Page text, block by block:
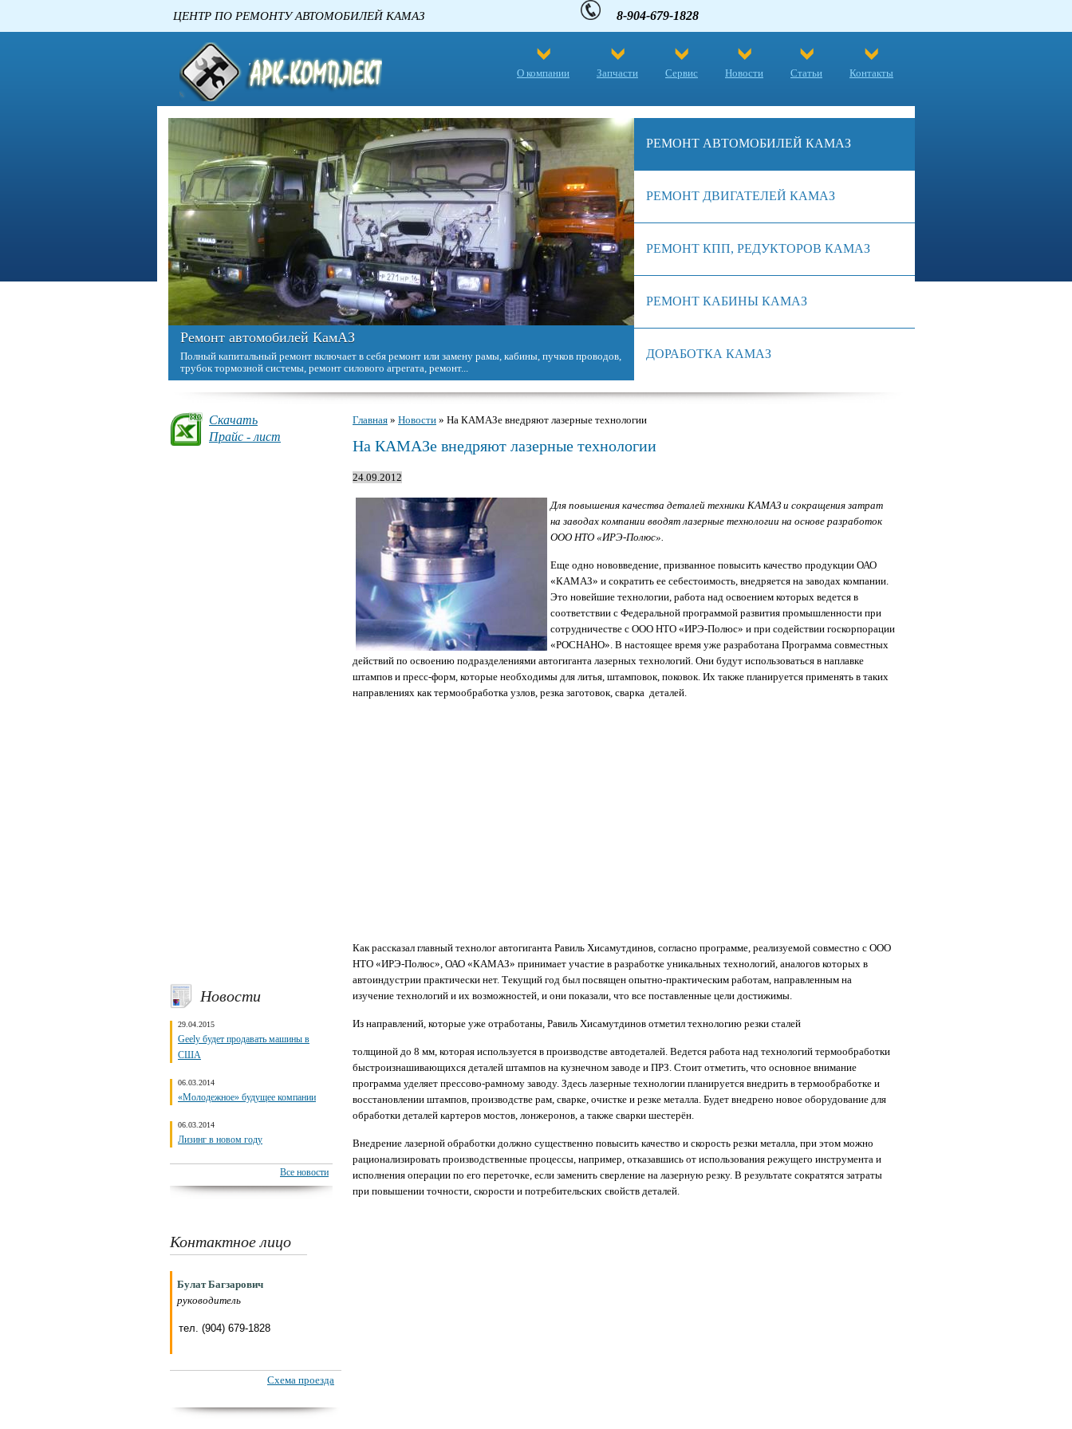
ЦЕНТР ПО РЕМОНТУ АВТОМОБИЛЕЙ КАМАЗ 8-904-679-1828
О компании Запчасти Сервис Новости Статьи Контакты
Ремонт автомобилей КамАЗ
Полный капитальный ремонт включает в себя ремонт или замену рамы, кабины, пучков проводов,
трубок тормозной системы, ремонт силового агрегата, ремонт...
РЕМОНТ АВТОМОБИЛЕЙ КАМАЗ
РЕМОНТ ДВИГАТЕЛЕЙ КАМАЗ
РЕМОНТ КПП, РЕДУКТОРОВ КАМАЗ
РЕМОНТ КАБИНЫ КАМАЗ
ДОРАБОТКА КАМАЗ
Скачать
Прайс - лист
Новости
29.04.2015
Geely будет продавать машины в
США
06.03.2014
«Молодежное» будущее компании
06.03.2014
Лизинг в новом году
Все новости
Контактное лицо
Булат Багзарович
руководитель
тел. (904) 679-1828
Схема проезда
Вы здесь
Главная » Новости » На КАМАЗе внедряют лазерные технологии
На КАМАЗе внедряют лазерные технологии
24.09.2012
Для повышения качества деталей техники КАМАЗ и сокращения затрат
на заводах компании вводят лазерные технологии на основе разработок
ООО НТО «ИРЭ-Полюс».
Еще одно нововведение, призванное повысить качество продукции ОАО
«КАМАЗ» и сократить ее себестоимость, внедряется на заводах компании.
Это новейшие технологии, работа над освоением которых ведется в
соответствии с Федеральной программой развития промышленности при
сотрудничестве с ООО НТО «ИРЭ-Полюс» и при содействии госкорпорации
«РОСНАНО». В настоящее время уже разработана Программа совместных
действий по освоению подразделениями автогиганта лазерных технологий. Они будут использоваться в наплавке
штампов и пресс-форм, которые необходимы для литья, штамповок, поковок. Их также планируется применять в таких
направлениях как термообработка узлов, резка заготовок, сварка деталей.
Как рассказал главный технолог автогиганта Равиль Хисамутдинов, согласно программе, реализуемой совместно с ООО
НТО «ИРЭ-Полюс», ОАО «КАМАЗ» принимает участие в разработке уникальных технологий, аналогов которых в
автоиндустрии практически нет. Текущий год был посвящен опытно-практическим работам, направленным на
изучение технологий и их возможностей, и они показали, что все поставленные цели достижимы.
Из направлений, которые уже отработаны, Равиль Хисамутдинов отметил технологию резки сталей
толщиной до 8 мм, которая используется в производстве автодеталей. Ведется работа над технологий термообработки
быстроизнашивающихся деталей штампов на кузнечном заводе и ПРЗ. Стоит отметить, что основное внимание
программа уделяет прессово-рамному заводу. Здесь лазерные технологии планируется внедрить в термообработке и
восстановлении штампов, производстве рам, сварке, очистке и резке металла. Будет внедрено новое оборудование для
обработки деталей картеров мостов, лонжеронов, а также сварки шестерён.
Внедрение лазерной обработки должно существенно повысить качество и скорость резки металла, при этом можно
рационализировать производственные процессы, например, отказавшись от использования режущего инструмента и
исполнения операции по его переточке, если заменить сверление на лазерную резку. В результате сократятся затраты
при повышении точности, скорости и потребительских свойств деталей.